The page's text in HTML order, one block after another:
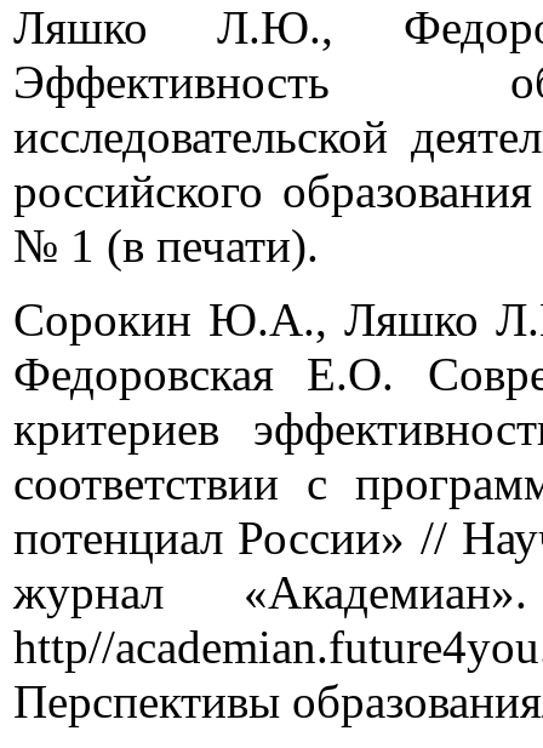
Ляшко Л.Ю.,
Эффективность
исследовательской
российского
№ 1 (в печати).
Сорокин Ю.А., Ляшко
Федоровская Е.О.
критериев
соответствии с
потенциал России» //
журнал
http//
Перспективы